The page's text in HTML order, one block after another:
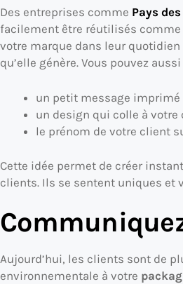
Des entreprises comme Pays
facilement être réutilisés comme
votre marque dans leur
qu’elle génère. Vous pouvez
un petit message imprimé
un design qui colle à
le prénom de votre client
Cette idée permet de créer
clients. Ils se sentent uniques et
Aujourd’hui, les clients sont de
environnementale à votre